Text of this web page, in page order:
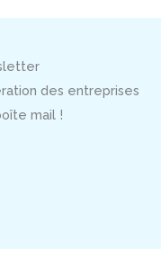
des entreprises
mail !